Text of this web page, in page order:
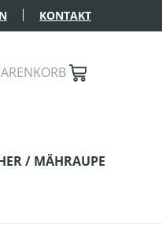
KONTAKT
/ MÄHRAUPE